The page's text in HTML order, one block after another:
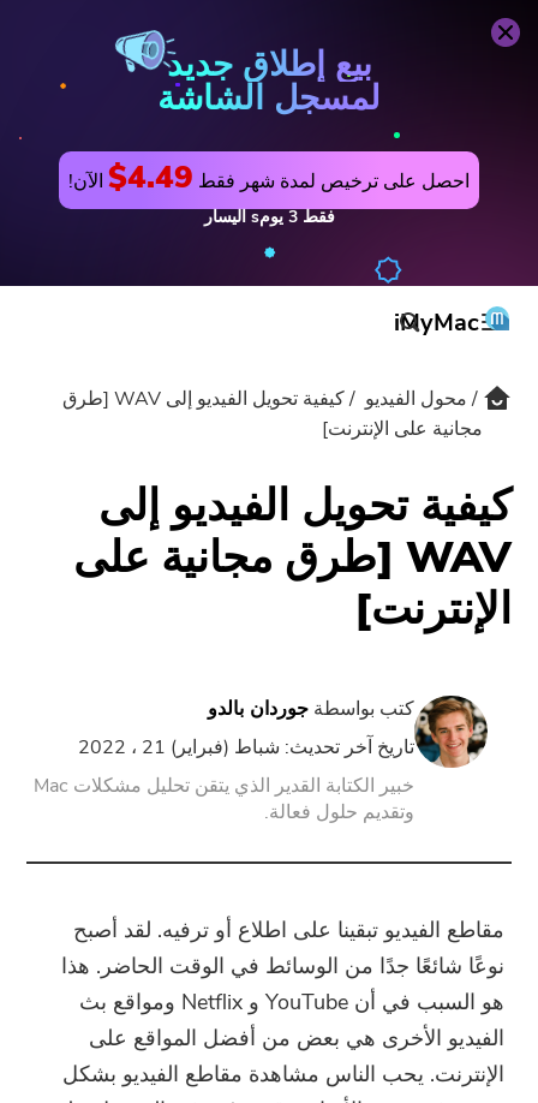
بيع إطلاق جديد
لمسجل الشاشة
احصل على ترخيص لمدة شهر فقط $4.49 الآن!
فقط3 يومs اليسار
iMyMac
المنتج والحل
PowerMyMac
PowerUninstall
شاشة مسجل
ضاغط قوات الدفاع الشعبي
تحويل الفيديو مجانا
ضاغط صور مجاني
الدعم
اشتري الآن
محول الفيديو
كيفية تحويل الفيديو إلى WAV [طرق
مجانية على الإنترنت]
كيفية تحويل الفيديو إلى
WAV [طرق مجانية على
الإنترنت]
كتب بواسطة جوردان بالدو
تاريخ آخر تحديث: شباط (فبراير) 21 ، 2022
خبير الكتابة القدير الذي يتقن تحليل مشكلات Mac
وتقديم حلول فعالة.
مقاطع الفيديو تبقينا على اطلاع أو ترفيه. لقد أصبح
نوعًا شائعًا جدًا من الوسائط في الوقت الحاضر. هذا
هو السبب في أن YouTube و Netflix ومواقع بث
الفيديو الأخرى هي بعض من أفضل المواقع على
الإنترنت. يحب الناس مشاهدة مقاطع الفيديو بشكل